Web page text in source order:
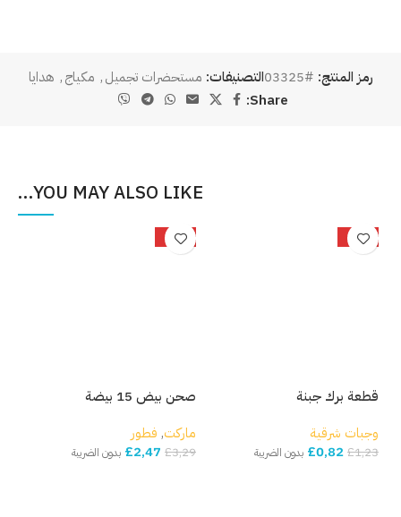
رمز المنتج: #03325 التصنيفات: مستحضرات تجميل, مكياج, هدايا
Share:
YOU MAY ALSO LIKE…
-33%
قطعة برك جبنة
وجبات شرقية
£1,23
£0,82 بدون الضريبة
-25%
صحن بيض 15 بيضة
ماركت, فطور
£3,29
£2,47 بدون الضريبة